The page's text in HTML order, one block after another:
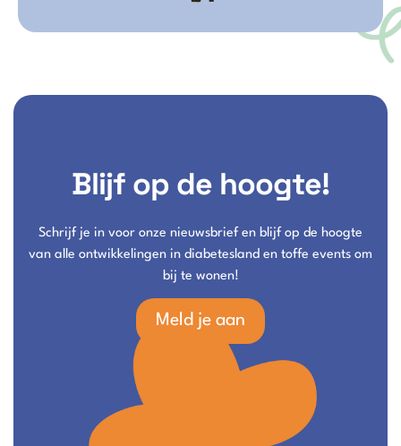
Blijf op de hoogte!
Schrijf je in voor onze nieuwsbrief en blijf op de hoogte
van alle ontwikkelingen in diabetesland en toffe events om
bij te wonen!
Meld je aan